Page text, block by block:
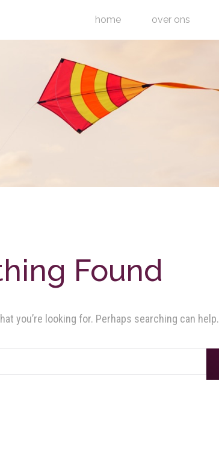
home over ons
Found
you’re looking for. Perhaps searching can help.